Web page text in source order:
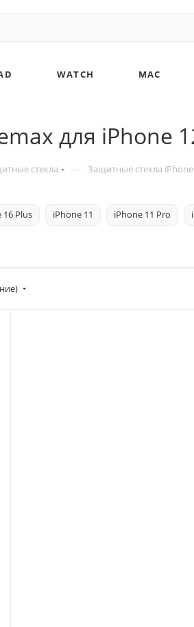
WATCH MAC
для iPhone
стекла — Защитные стекла iPhone
16 Plus iPhone 11 iPhone 11 Pro